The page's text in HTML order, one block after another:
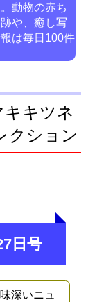
動物の赤ち
や、癒し写
は毎日100件
キツネ
クション
日号
深いニュ